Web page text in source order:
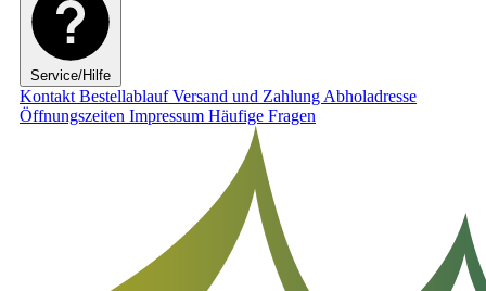
Service/Hilfe
Kontakt BestellablaufVersand und Zahlung Abholadresse
Öffnungszeiten Impressum Häufige Fragen